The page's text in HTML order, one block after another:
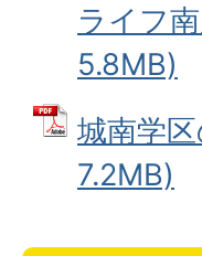
ライフ
5.8MB)
城南学
7.2MB)